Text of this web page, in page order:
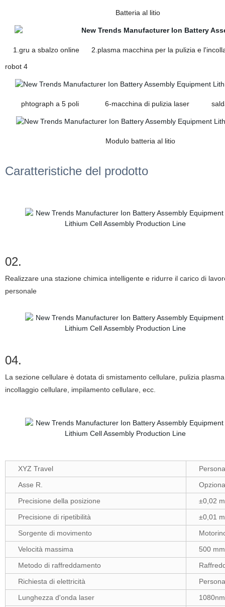
Batteria al litio
1.gru a sbalzo online 2.plasma macchina per la pulizia e
robot 4
phtograph a 5 poli 6-macchina di pulizia laser
Modulo batteria al litio
Caratteristiche del prodotto
02.
Realizzare una stazione chimica intelligente e ridurre il carico di
personale
04.
La sezione cellulare è dotata di smistamento cellulare, pulizia
incollaggio cellulare, impilamento cellulare, ecc.
XYZ Travel
Asse R.
Precisione della posizione
±0,02
Precisione di ripetibilità
±0,01
Sorgente di movimento
Velocità massima
500
Metodo di raffreddamento
Richiesta di elettricità
Lunghezza d'onda laser
1080nm